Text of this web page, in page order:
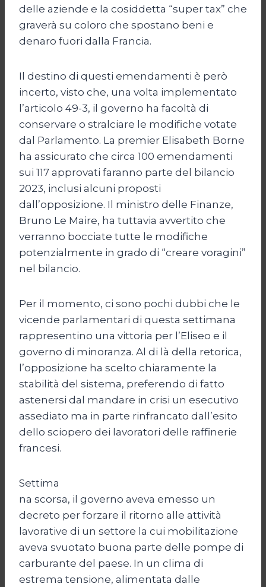
delle aziende e la cosiddetta “super tax” che
graverà su coloro che spostano beni e
denaro fuori dalla Francia.
Il destino di questi emendamenti è però
incerto, visto che, una volta implementato
l’articolo 49-3, il governo ha facoltà di
conservare o stralciare le modifiche votate
dal Parlamento. La premier Elisabeth Borne
ha assicurato che circa 100 emendamenti
sui 117 approvati faranno parte del bilancio
2023, inclusi alcuni proposti
dall’opposizione. Il ministro delle Finanze,
Bruno Le Maire, ha tuttavia avvertito che
verranno bocciate tutte le modifiche
potenzialmente in grado di “creare voragini”
nel bilancio.
Per il momento, ci sono pochi dubbi che le
vicende parlamentari di questa settimana
rappresentino una vittoria per l’Eliseo e il
governo di minoranza. Al di là della retorica,
l’opposizione ha scelto chiaramente la
stabilità del sistema, preferendo di fatto
astenersi dal mandare in crisi un esecutivo
assediato ma in parte rinfrancato dall’esito
dello sciopero dei lavoratori delle raffinerie
francesi.
Settima
na scorsa, il governo aveva emesso un
decreto per forzare il ritorno alle attività
lavorative di un settore la cui mobilitazione
aveva svuotato buona parte delle pompe di
carburante del paese. In un clima di
estrema tensione, alimentata dalle